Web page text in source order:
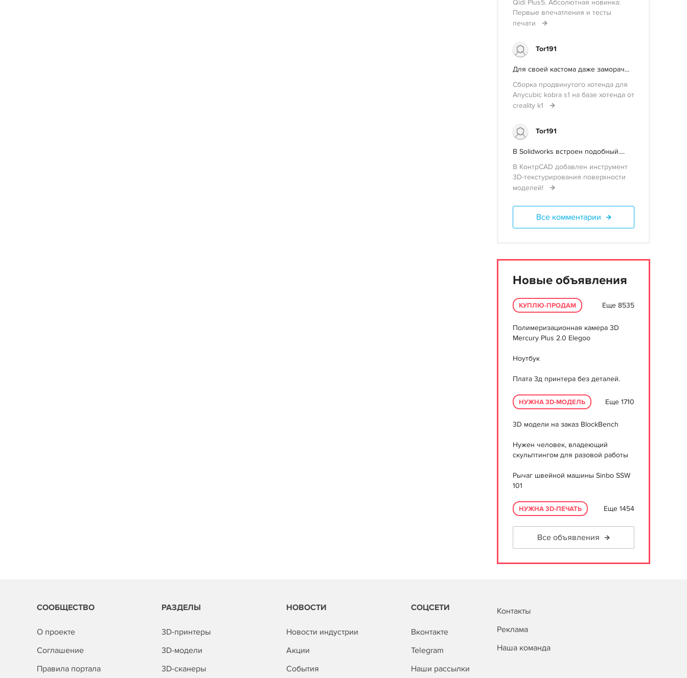
Qidi Plus5. Абсолютная новинка:
Первые впечатления и тесты
печати
Tor191
Для своей кастома даже заморач...
Сборка продвинутого хотенда для
Anycubic kobra s1 на базе хотенда от
creality k1
Tor191
В Solidworks встроен подобный....
В КонтрCAD добавлен инструмент
3D-текстурирования поверхности
моделей!
Все комментарии
Новые объявления
КУПЛЮ-ПРОДАМ Еще 8535
Полимеризационная камера 3D
Mercury Plus 2.0 Elegoo
Ноутбук
Плата 3д принтера без деталей.
НУЖНА 3D-МОДЕЛЬ Еще 1710
3D модели на заказ BlockBench
Нужен человек, владеющий
скульптингом для разовой работы
Рычаг швейной машины Sinbo SSW
101
НУЖНА 3D-ПЕЧАТЬ Еще 1454
Все объявления
СООБЩЕСТВО
О проекте
Соглашение
Правила портала
РАЗДЕЛЫ
3D-принтеры
3D-модели
3D-сканеры
НОВОСТИ
Новости индустрии
Акции
События
СОЦСЕТИ
Вконтакте
Telegram
Наши рассылки
Контакты
Реклама
Наша команда